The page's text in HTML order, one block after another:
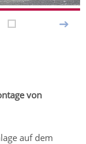
von
auf dem